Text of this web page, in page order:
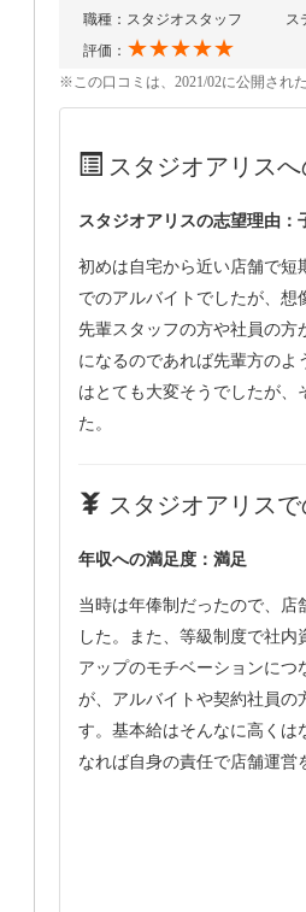
職種：スタジオスタッフ
ス
評価： ★★★★★
※この口コミは、2021/02に公開され
スタジオアリス
スタジオアリスの志望理由
初めは自宅から近い店舗で短
でのアルバイトでしたが、想
先輩スタッフの方や社員の方
になるのであれば先輩方の
はとても大変そうでしたが、
た。
スタジオアリス
年収への満足度：満足
当時は年俸制だったので、店
した。また、等級制度で社
アップのモチベーションにつ
が、アルバイトや契約社員の
す。基本給はそんなに高くは
なれば自身の責任で店舗運営